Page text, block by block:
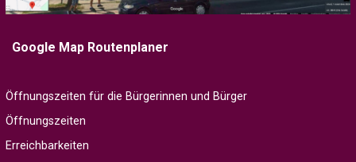
Google Map Routenplaner
Öffnungszeiten für die Bürgerinnen und Bürger
Öffnungszeiten
Erreichbarkeiten